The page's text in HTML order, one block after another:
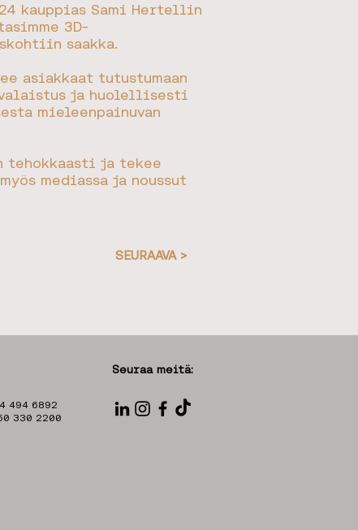
kauppias Sami Hertellin
3D-
saakka.
asiakkaat tutustumaan
ja huolellisesti
mieleenpainuvan
tehokkaasti ja tekee
mediassa ja noussut
SEURAAVA >
494 6892
330 2200
Seuraa meitä: